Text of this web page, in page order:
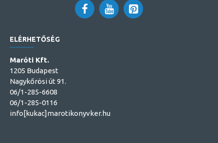
ELÉRHETŐSÉG
Maróti Kft.
1205 Budapest
Nagykőrösi út 91.
06/1-285-6608
06/1-285-0116
info[kukac]marotikonyvker.hu